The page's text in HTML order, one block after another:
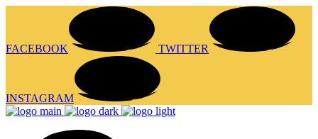
FACEBOOK TWITTER
INSTAGRAM